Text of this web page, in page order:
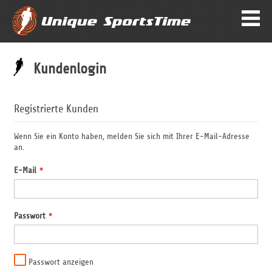
Kundenlogin
Registrierte Kunden
Wenn Sie ein Konto haben, melden Sie sich mit Ihrer E-Mail-Adresse
an.
E-Mail
Passwort
Passwort anzeigen